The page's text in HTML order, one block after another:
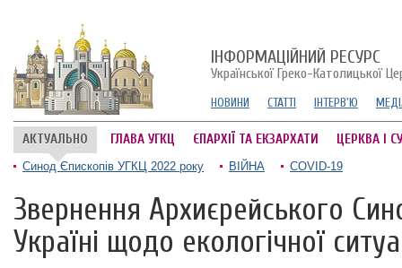
ІНФОРМАЦІЙНИЙ РЕСУРС
Української Греко-Католицької
НОВИНИ СТАТТІ ІНТЕРВ'Ю
АКТУАЛЬНО ГЛАВА УГКЦ ЄПАРХІЇ ТА ЕКЗАРХАТИ ЦЕРКВА І
Синод Єпископів УГКЦ 2022 року ВІЙНА COVID-19
Звернення Архиєрейського
Україні щодо екологічної